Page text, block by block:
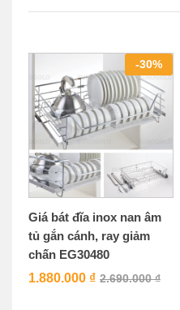
-30%
Giá bát đĩa inox nan âm
tủ gắn cánh, ray giảm
chấn EG30480
1.880.000 ₫ 2.690.000₫